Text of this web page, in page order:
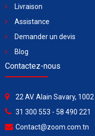
Livraison
Assistance
Demander un devis
Blog
Contactez-nous
22 AV. Alain Savary,
31 300 553 - 58 490 221
Contact@zoom.com.tn